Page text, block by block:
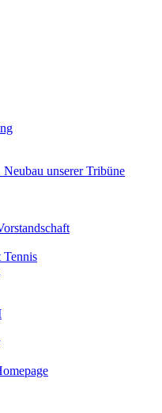
unserer Tribüne
Tennis